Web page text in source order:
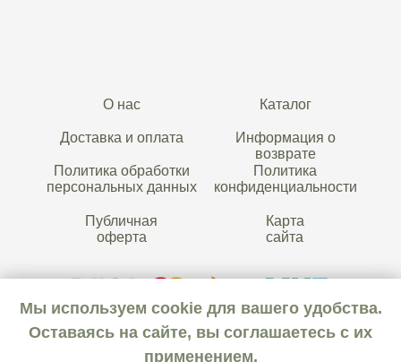
Мы используем cookie для вашего удобства.
Оставаясь на сайте, вы соглашаетесь с их
применением.
Публичная
оферта
Карта
сайта
Каталог
Информация о
возврате
Политика
конфиденциальности
О нас
Доставка и оплата
Политика обработки
персональных данных